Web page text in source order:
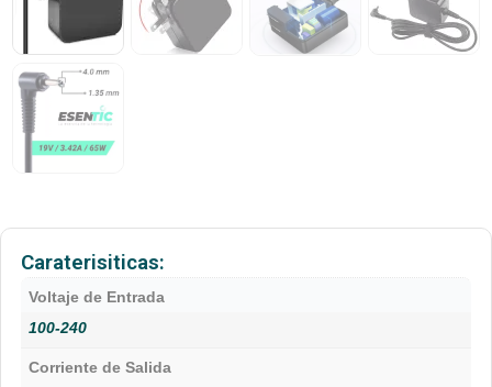
Caraterisiticas:
Voltaje de Entrada
100-240
Corriente de Salida